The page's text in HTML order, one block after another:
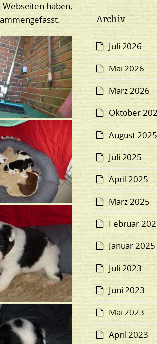
haben,
Archiv
Juli 2026
Mai 2026
März 2026
Oktober
August 2025
Juli 2025
April 2025
März 2025
Februar
Januar 2025
Juli 2023
Juni 2023
Mai 2023
April 2023